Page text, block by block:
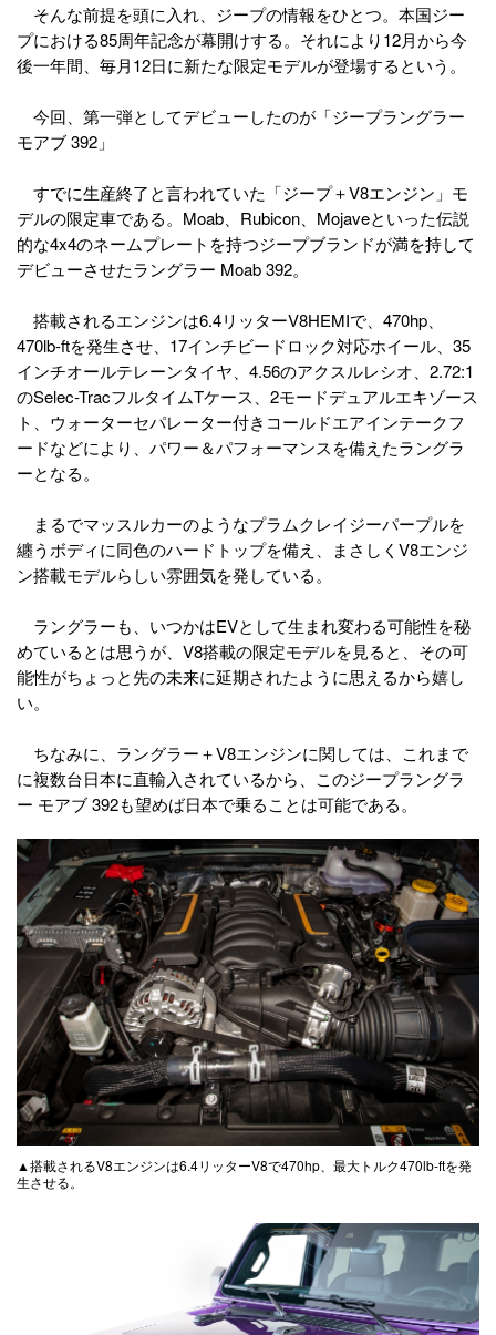
そんな前提を頭に入れ、ジープの情報をひとつ。本国ジー
プにおける85周年記念が幕開けする。それにより12月から今
後一年間、毎月12日に新たな限定モデルが登場するという。
今回、第一弾としてデビューしたのが「ジープラングラー
モアブ 392」
すでに生産終了と言われていた「ジープ＋V8エンジン」モ
デルの限定車である。Moab、Rubicon、Mojaveといった伝説
的な4x4のネームプレートを持つジープブランドが満を持して
デビューさせたラングラー Moab 392。
搭載されるエンジンは6.4リッターV8HEMIで、470hp、
470lb-ftを発生させ、17インチビードロック対応ホイール、35
インチオールテレーンタイヤ、4.56のアクスルレシオ、2.72:1
のSelec-TracフルタイムTケース、2モードデュアルエキゾース
ト、ウォーターセパレーター付きコールドエアインテークフ
ードなどにより、パワー＆パフォーマンスを備えたラングラ
ーとなる。
まるでマッスルカーのようなプラムクレイジーパープルを
纏うボディに同色のハードトップを備え、まさしくV8エンジ
ン搭載モデルらしい雰囲気を発している。
ラングラーも、いつかはEVとして生まれ変わる可能性を秘
めているとは思うが、V8搭載の限定モデルを見ると、その可
能性がちょっと先の未来に延期されたように思えるから嬉し
い。
ちなみに、ラングラー＋V8エンジンに関しては、これまで
に複数台日本に直輸入されているから、このジープラングラ
ー モアブ 392も望めば日本で乗ることは可能である。
▲搭載されるV8エンジンは6.4リッターV8で470hp、最大トルク470lb-ftを発
生させる。